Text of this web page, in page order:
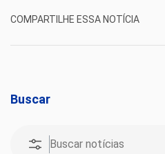
COMPARTILHE ESSA NOTÍCIA
Buscar